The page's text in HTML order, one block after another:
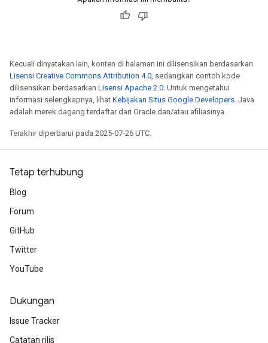
Kecuali dinyatakan lain, konten di halaman ini dilisensikan berdasarkan
Lisensi Creative Commons Attribution 4.0, sedangkan contoh kode
dilisensikan berdasarkan Lisensi Apache 2.0. Untuk mengetahui
informasi selengkapnya, lihat Kebijakan Situs Google Developers. Java
adalah merek dagang terdaftar dari Oracle dan/atau afiliasinya.
Terakhir diperbarui pada 2025-07-26 UTC.
Tetap terhubung
Blog
Forum
GitHub
Twitter
YouTube
Dukungan
Issue Tracker
Catatan rilis